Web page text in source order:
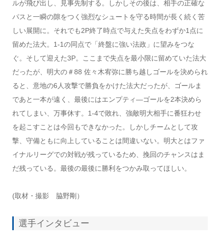
ルが飛び出し、見事先制する。しかしその後は、相手の正確な
パスと一瞬の隙をつく強烈なシュートを守る時間が長く続く苦
しい展開に。それでも2P終了時点で与えた失点をわずか1点に
留めた法大。1-1の同点で「終盤に強い法政」に望みをつな
ぐ。そして迎えた3P。ここまで失点を最小限に留めていた法大
だったが、明大の＃88 佐々木宥弥に勝ち越しゴールを決められ
ると、意地の6人攻撃で勝負をかけた法大だったが、ゴールま
であと一本が遠く、最後にはエンプティ―ゴールを2本決めら
れてしまい、万事休す。1-4で敗れ、強敵明大相手に番狂わせ
を起こすことは今回もできなかった。しかしチームとして攻
撃、守備ともに向上していることは間違いない。明大とはファ
イナルリーグでの対戦が残っているため、挽回のチャンスはま
だ残っている。最後の最後に勝利をつかみ取ってほしい。
(取材・撮影 脇野剛）
選手インタビュー